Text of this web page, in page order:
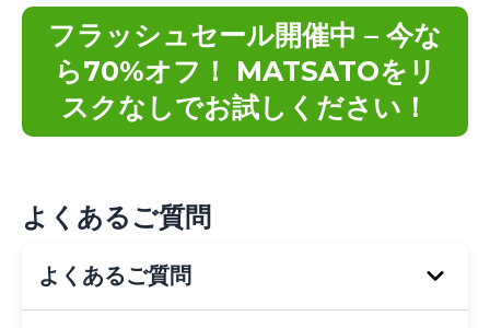
フラッシュセール開催中 – 今な
ら70%オフ！ MATSATOをリ
スクなしでお試しください！
よくあるご質問
よくあるご質問